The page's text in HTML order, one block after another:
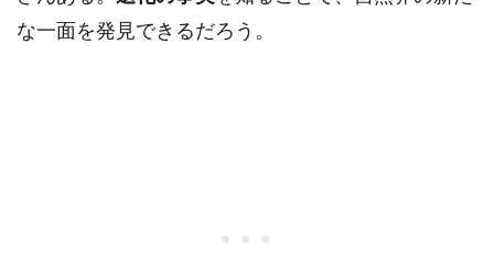
な一面を発見できるだろう。